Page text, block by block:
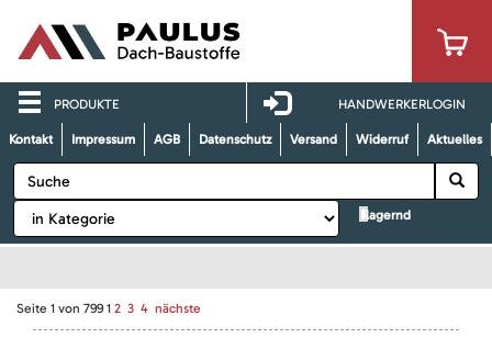
PRODUKTE HANDWERKERLOGIN
Kontakt Impressum AGB Datenschutz Versand Widerruf Aktuelles
lagernd
Seite 1 von 799 1 2 3 4 nächste